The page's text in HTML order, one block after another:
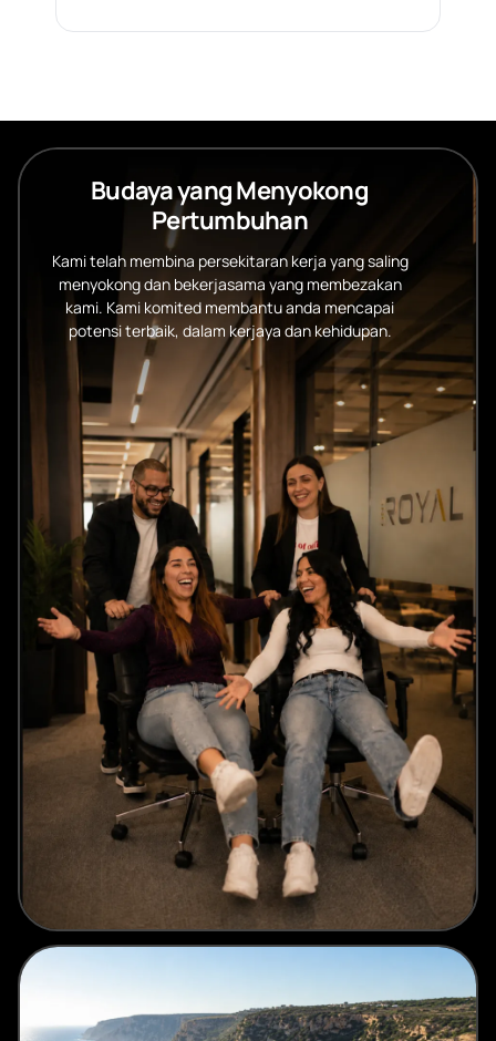
Budaya yang Menyokong
Pertumbuhan
Kami telah membina persekitaran kerja yang saling
menyokong dan bekerjasama yang membezakan
kami. Kami komited membantu anda mencapai
potensi terbaik, dalam kerjaya dan kehidupan.